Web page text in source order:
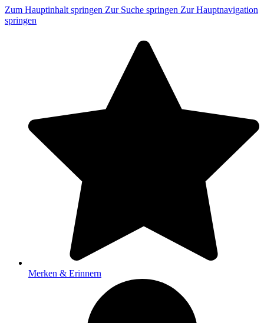
Zum Hauptinhalt springen Zur Suche springen Zur Hauptnavigation
springen
Merken & Erinnern